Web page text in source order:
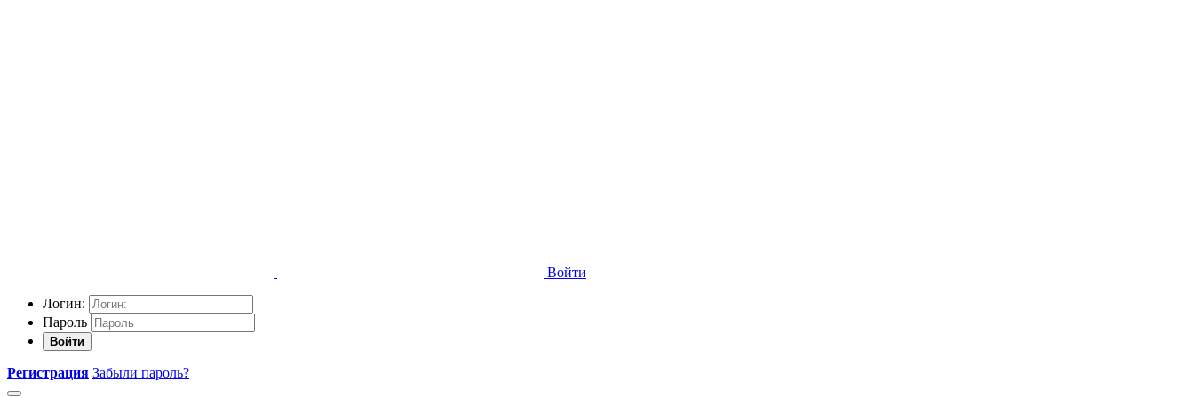
Войти
Логин:
Пароль
Войти
Регистрация Забыли пароль?